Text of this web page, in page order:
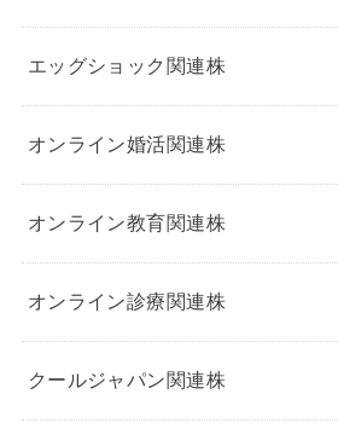
エッグショック関連株
オンライン婚活関連株
オンライン教育関連株
オンライン診療関連株
クールジャパン関連株